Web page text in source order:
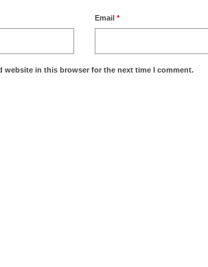
Email*
website in this browser for the next time I comment.